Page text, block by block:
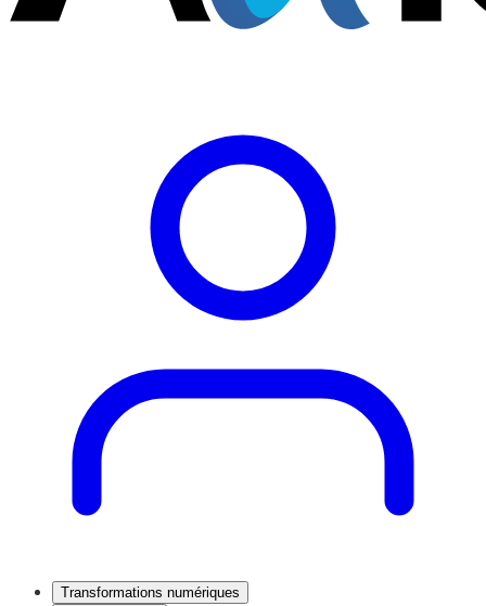
Transformations numériques